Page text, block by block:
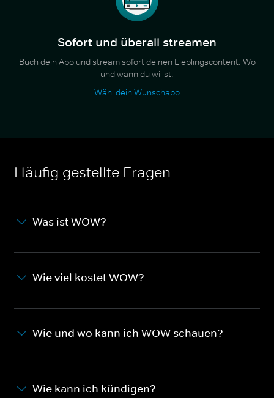
Sofort und überall streamen
Buch dein Abo und stream sofort deinen Lieblingscontent. Wo
und wann du willst.
Wähl dein Wunschabo
Häufig gestellte Fragen
Was ist WOW?
Wie viel kostet WOW?
Wie und wo kann ich WOW schauen?
Wie kann ich kündigen?